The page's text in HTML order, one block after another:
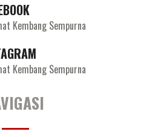
Kembang Sempurna
Kembang Sempurna